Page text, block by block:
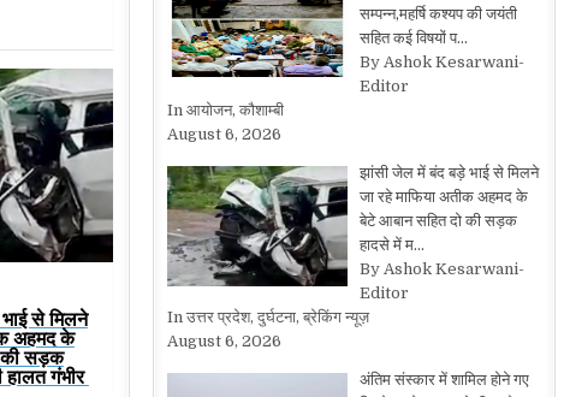
से मिलने
अहमद के
की सड़क
हालत गंभीर
सम्पन्न,महर्षि कश्यप की जयंती
सहित कई विषयों प…
By Ashok Kesarwani-
Editor
In आयोजन, कौशाम्बी
August 6, 2026
झांसी जेल में बंद बड़े भाई से मिलने
जा रहे माफिया अतीक अहमद के
बेटे आबान सहित दो की सड़क
हादसे में म…
By Ashok Kesarwani-
Editor
In उत्तर प्रदेश, दुर्घटना, ब्रेकिंग न्यूज़
August 6, 2026
अंतिम संस्कार में शामिल होने गए